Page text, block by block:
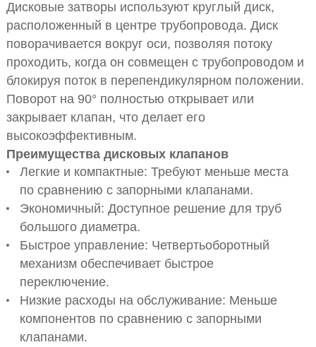
Дисковые затворы используют круглый диск,
расположенный в центре трубопровода. Диск
поворачивается вокруг оси, позволяя потоку
проходить, когда он совмещен с трубопроводом и
блокируя поток в перепендикулярном положении.
Поворот на 90° полностью открывает или
закрывает клапан, что делает его
высокоэффективным.
Преимущества дисковых клапанов
Легкие и компактные: Требуют меньше места
по сравнению с запорными клапанами.
Экономичный: Доступное решение для труб
большого диаметра.
Быстрое управление: Четвертьоборотный
механизм обеспечивает быстрое
переключение.
Низкие расходы на обслуживание: Меньше
компонентов по сравнению с запорными
клапанами.